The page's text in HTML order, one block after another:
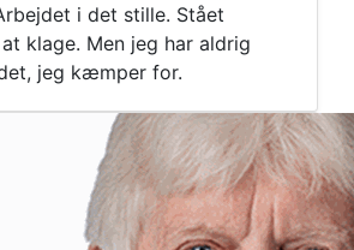
i det stille. Stået
klage. Men jeg har aldrig
jeg kæmper for.